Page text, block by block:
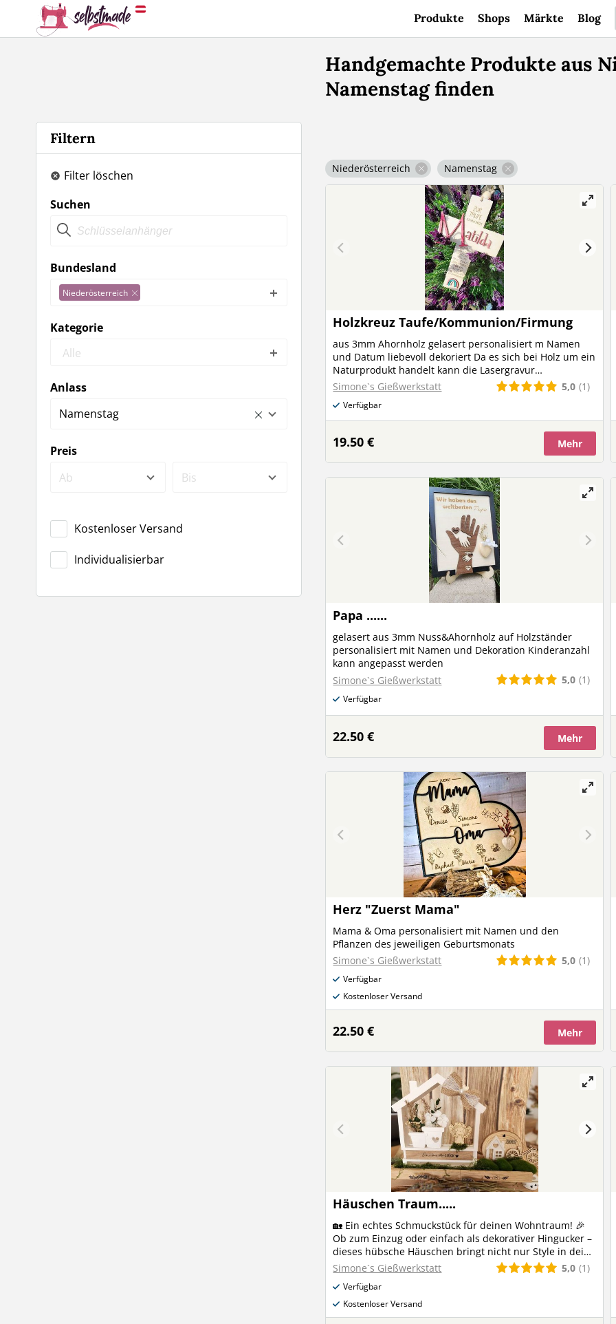
Produkte Shops Märkte Blog
Handgemachte Produkte aus
Namenstag finden
Filtern
Filter löschen
Suchen
Bundesland
Niederösterreich
Kategorie
Alle
Anlass
Namenstag
Preis
Ab
Bis
Kostenloser Versand
Individualisierbar
Niederösterreich Namenstag
Holzkreuz Taufe/Kommunion/Firmung
aus 3mm Ahornholz gelasert personalisiert m Namen
und Datum liebevoll dekoriert Da es sich bei Holz um ein
Naturprodukt handelt kann die Lasergravur
unterschiedlich stark ausfallen dies stellt keinen
Reklamationsgrund da.
Simone`s Gießwerkstatt 5,0 (1)
Verfügbar
19.50 € Mehr
Papa ......
gelasert aus 3mm Nuss&Ahornholz auf Holzständer
personalisiert mit Namen und Dekoration Kinderanzahl
kann angepasst werden
Simone`s Gießwerkstatt
5,0 (1)
Verfügbar
22.50 € Mehr
Herz "Zuerst Mama"
Mama & Oma personalisiert mit Namen und den
Pflanzen des jeweiligen Geburtsmonats
Simone`s Gießwerkstatt
5,0 (1)
Verfügbar
Kostenloser Versand
22.50 € Mehr
Häuschen Traum.....
🏡 Ein echtes Schmuckstück für deinen Wohntraum! 🎉
Ob zum Einzug oder einfach als dekorativer Hingucker –
dieses hübsche Häuschen bringt nicht nur Style in dein
Zuhause, sondern kann auch individuell mit
Familiennamen oder persönlichen Botschaften gestaltet
werden! 💌✨ Perfekt, um deinen Raum mit einem
besonderen Touch zu versehen oder ein schönes
Geschenk für Freunde und Familie zu kreieren! 🎁❤️ Was
Simone`s Gießwerkstatt 5,0 (1)
Verfügbar
Kostenloser Versand